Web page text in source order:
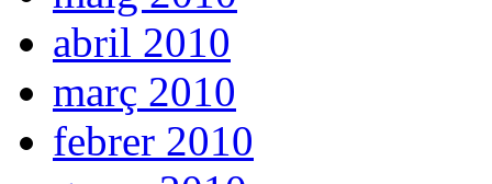
abril 2010
març 2010
febrer 2010